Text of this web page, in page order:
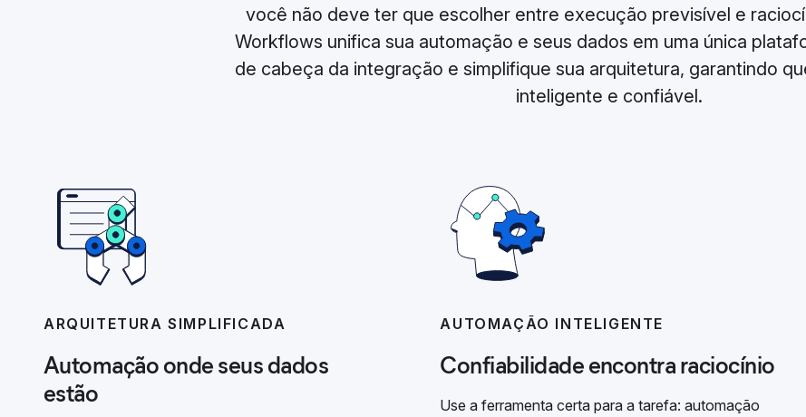
você não deve ter que escolher entre execução previsível e
Workflows unifica sua automação e seus dados em uma única
de cabeça da integração e simplifique sua arquitetura, garantindo
inteligente e confiável.
ARQUITETURA SIMPLIFICADA
Automação onde seus dados
estão
AUTOMAÇÃO INTELIGENTE
Confiabilidade encontra raciocínio
Use a ferramenta certa para a tarefa: automação